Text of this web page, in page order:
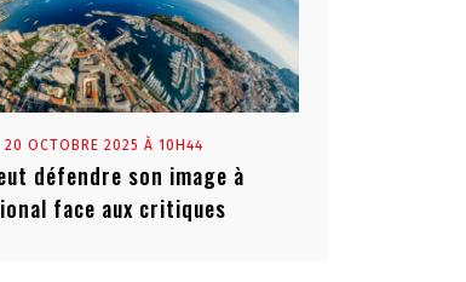
20 OCTOBRE 2025 À 10H44
défendre son image à
face aux critiques